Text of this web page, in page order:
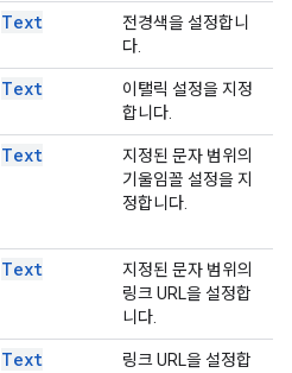
Text
전경색을 설정합니
다.
Text
이탤릭 설정을 지정
합니다.
Text
지정된 문자 범위의
기울임꼴 설정을 지
정합니다.
Text
지정된 문자 범위의
링크 URL을 설정합
니다.
Text
링크 URL을 설정합